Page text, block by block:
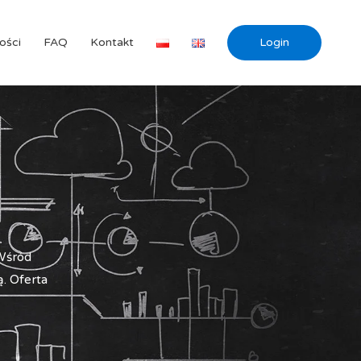
FAQ Kontakt Login
Oferta